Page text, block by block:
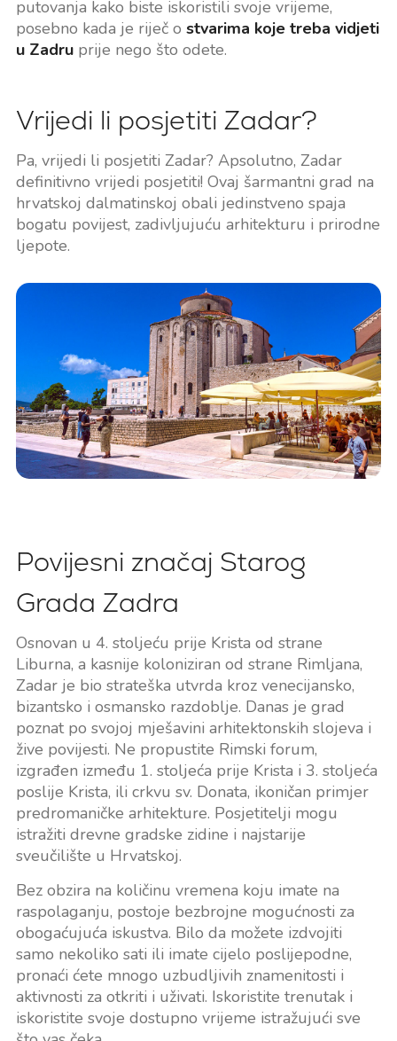
putovanja kako biste iskoristili svoje vrijeme,
posebno kada je riječ o stvarima koje treba vidjeti
u Zadruprije nego što odete.
Vrijedi li posjetiti Zadar?
Pa, vrijedi li posjetiti Zadar? Apsolutno, Zadar
definitivno vrijedi posjetiti! Ovaj šarmantni grad na
hrvatskoj dalmatinskoj obali jedinstveno spaja
bogatu povijest, zadivljujuću arhitekturu i prirodne
ljepote.
Povijesni značaj Starog
Grada Zadra
Osnovan u 4. stoljeću prije Krista od strane
Liburna, a kasnije koloniziran od strane Rimljana,
Zadar je bio strateška utvrda kroz venecijansko,
bizantsko i osmansko razdoblje. Danas je grad
poznat po svojoj mješavini arhitektonskih slojeva i
žive povijesti. Ne propustite Rimski forum,
izgrađen između 1. stoljeća prije Krista i 3. stoljeća
poslije Krista, ili crkvu sv. Donata, ikoničan primjer
predromaničke arhitekture. Posjetitelji mogu
istražiti drevne gradske zidine i najstarije
sveučilište u Hrvatskoj.
Bez obzira na količinu vremena koju imate na
raspolaganju, postoje bezbrojne mogućnosti za
obogaćujuća iskustva. Bilo da možete izdvojiti
samo nekoliko sati ili imate cijelo poslijepodne,
pronaći ćete mnogo uzbudljivih znamenitosti i
aktivnosti za otkriti i uživati. Iskoristite trenutak i
iskoristite svoje dostupno vrijeme istražujući sve